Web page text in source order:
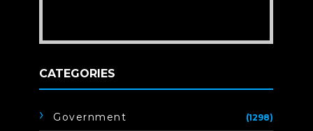
CATEGORIES
Government (1298)